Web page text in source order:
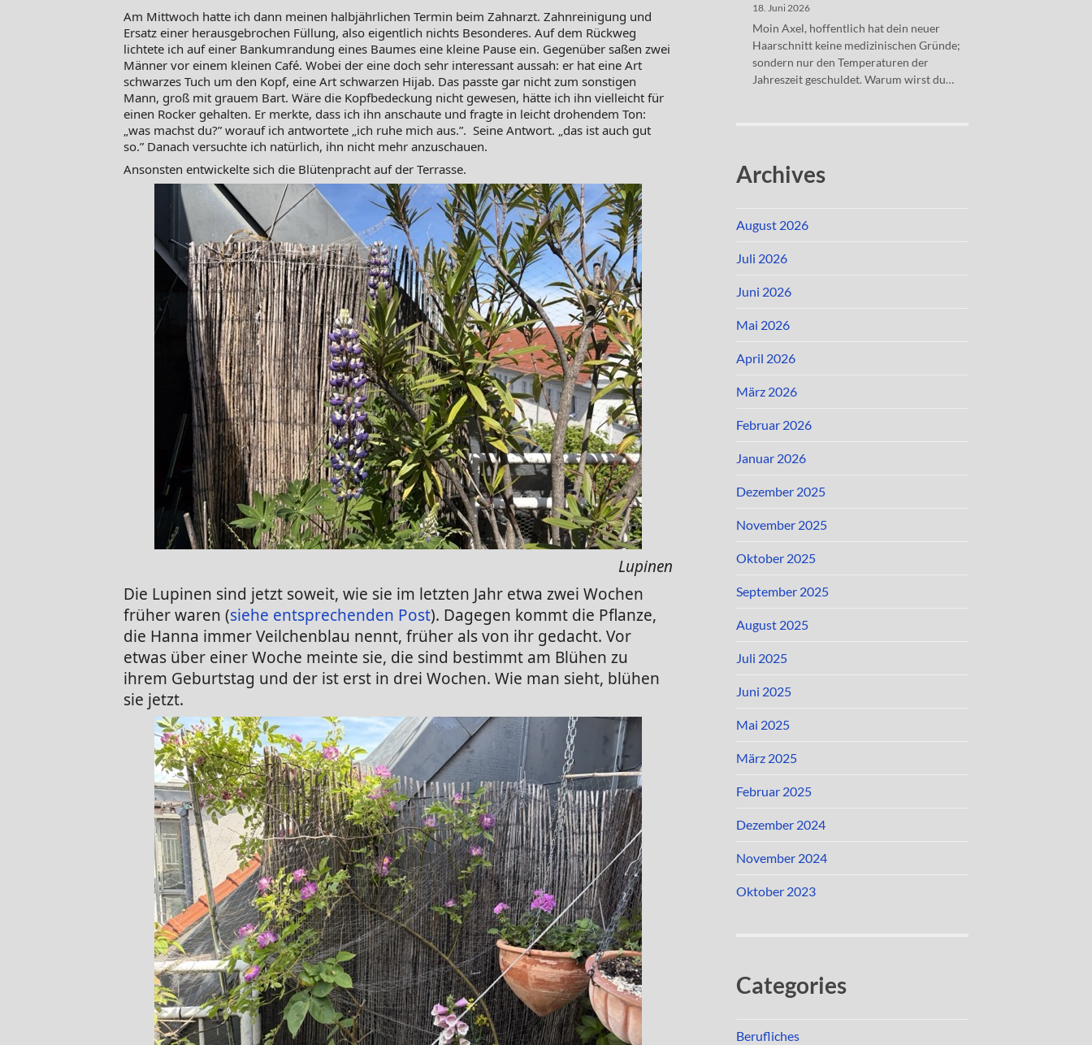
Am Mittwoch hatte ich dann meinen halbjährlichen Termin beim Zahnarzt. Zahnreinigung und
Ersatz einer herausgebrochen Füllung, also eigentlich nichts Besonderes. Auf dem Rückweg
lichtete ich auf einer Bankumrandung eines Baumes eine kleine Pause ein. Gegenüber saßen zwei
Männer vor einem kleinen Café. Wobei der eine doch sehr interessant aussah: er hat eine Art
schwarzes Tuch um den Kopf, eine Art schwarzen Hijab. Das passte gar nicht zum sonstigen
Mann, groß mit grauem Bart. Wäre die Kopfbedeckung nicht gewesen, hätte ich ihn vielleicht für
einen Rocker gehalten. Er merkte, dass ich ihn anschaute und fragte in leicht drohendem Ton:
„was machst du?” worauf ich antwortete „ich ruhe mich aus.”. Seine Antwort. „das ist auch gut
so.” Danach versuchte ich natürlich, ihn nicht mehr anzuschauen.
Ansonsten entwickelte sich die Blütenpracht auf der Terrasse.
Lupinen
Die Lupinen sind jetzt soweit, wie sie im letzten Jahr etwa zwei Wochen
früher waren (siehe entsprechenden Post). Dagegen kommt die Pflanze,
die Hanna immer Veilchenblau nennt, früher als von ihr gedacht. Vor
etwas über einer Woche meinte sie, die sind bestimmt am Blühen zu
ihrem Geburtstag und der ist erst in drei Wochen. Wie man sieht, blühen
sie jetzt.
18. Juni 2026
Moin Axel, hoffentlich hat dein neuer
Haarschnitt keine medizinischen Gründe;
sondern nur den Temperaturen der
Jahreszeit geschuldet. Warum wirst du…
Archives
August 2026
Juli 2026
Juni 2026
Mai 2026
April 2026
März 2026
Februar 2026
Januar 2026
Dezember 2025
November 2025
Oktober 2025
September 2025
August 2025
Juli 2025
Juni 2025
Mai 2025
März 2025
Februar 2025
Dezember 2024
November 2024
Oktober 2023
Categories
Berufliches